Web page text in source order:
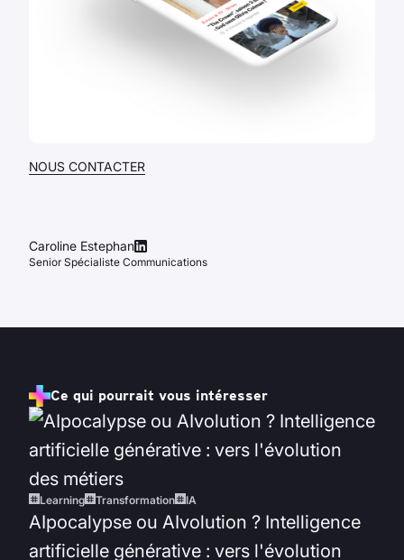
NOUS CONTACTER
Caroline Estephan
Senior Spécialiste Communications
Ce qui pourrait vous intéresser
Learning Transformation IA
AIpocalypse ou AIvolution ? Intelligence
artificielle générative : vers l'évolution